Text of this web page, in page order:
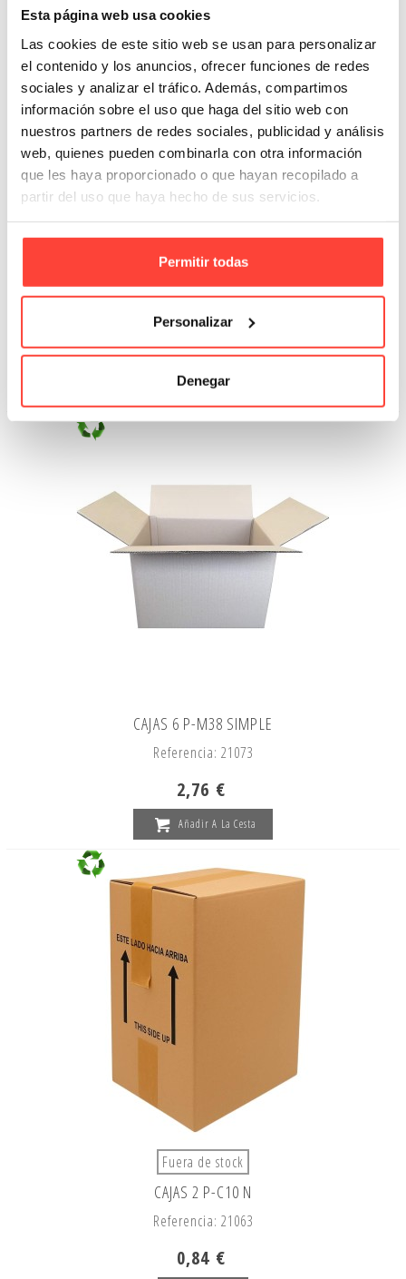
Esta página web usa cookies
Las cookies de este sitio web se usan para personalizar
el contenido y los anuncios, ofrecer funciones de redes
sociales y analizar el tráfico. Además, compartimos
información sobre el uso que haga del sitio web con
nuestros partners de redes sociales, publicidad y análisis
web, quienes pueden combinarla con otra información
que les haya proporcionado o que hayan recopilado a
partir del uso que haya hecho de sus servicios.
Permitir todas
Personalizar
Denegar
Rollo de plástico con burbujas
Referencia: 4972
5,17 €
Añadir A La Cesta
CAJAS 6 P-M38 SIMPLE
Referencia: 21073
2,76 €
Añadir A La Cesta
Fuera de stock
CAJAS 2 P-C10 N
Referencia: 21063
0,84 €